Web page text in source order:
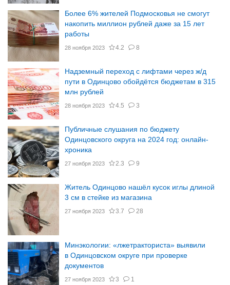
Более 6% жителей Подмосковья не смогут
накопить миллион рублей даже за 15 лет
работы
28 ноября 2023 4.2 8
Надземный переход с лифтами через ж/д
пути в Одинцово обойдётся бюджетам в 315
млн рублей
28 ноября 2023 4.5 3
Публичные слушания по бюджету
Одинцовского округа на 2024 год: онлайн-
хроника
27 ноября 2023 2.3 9
Житель Одинцово нашёл кусок иглы длиной
3 см в стейке из магазина
27 ноября 2023 3.7 28
Минэкологии: «лжетракториста» выявили
в Одинцовском округе при проверке
документов
27 ноября 2023 3 1